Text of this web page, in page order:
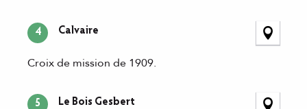
4 Calvaire
Croix de mission de 1909.
5 Le Bois Gesbert